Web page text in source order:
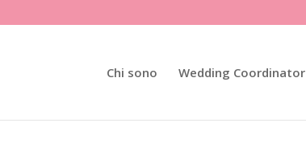
Chi sono Wedding Coordinator